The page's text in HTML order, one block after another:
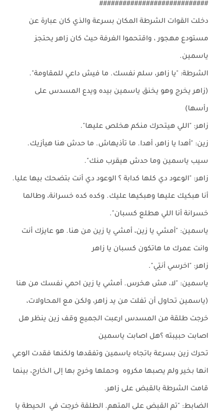
############################
دخلت القوات الشرطة المكان بسرعة والذي كان عبارة عن
مستودع مهجور ، واقتحموا الغرفة حيث كان زاهر يحتجز
ياسمين.
الشرطة: "يا زاهر، سلم نفسك. ما فيش داعي للمقاومة".
(زاهر يخرج وهو يخنق ياسمين بيده ويدع المسدس على
رأسها)
زاهر: "اللي هيتحرك منكم هخلص عليها".
زين: "أهدا يا زاهر، أهدا. ما تأذيهاش. ما حدش هنا هيأزيك.
سيب ياسمين وما حدش هيقرب منك".
زاهر: "الوعود دي كلها كدابة ؟ الوعود دي أنت بتضحك بيها عليا.
أنا هبكيك عليها وهبكيها عليك. وكده كده خسرانة، وطالما
خسرانة أنا اللي هطلع كسبان".
ياسمين: "أمشي يا زين، أمشي يا زين من هنا. هو عايزك أنت
وانت عمرك ما هاتكون كسبان يا زاهر
زاهر: "اخرسي أنتِي".
ياسمين: "لا، مش هخرس. أمشي يا زين احمي نفسك من هنا
(ياسمين تحاول أن تفلت من يد زاهر، ولكن مع المحاولات،
خرجت طلقة من المسدس ارعبت الجميع وقف زين ينظر هل
اصابت حبيبته ؟هل اصابت ياسمين
تحرك زين بسرعة باتجاه ياسمين وتفقدها ولكنها فقدت الوعي
انها بخير ولم يصبها مكروه وحملها وخرج بها إلى الخارج، بينما
قامت الشرطة بالقبض على زاهر.
الضابط: "تم القبض على المتهم. الطلقة خرجت في الحيطة يا